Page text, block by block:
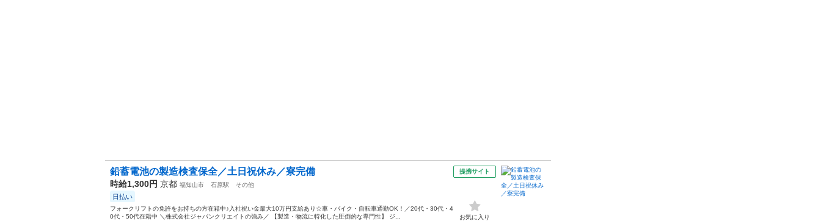
鉛蓄電池の製造検査保全／土日祝休み／寮完備
時給1,300円 京都 福知山市 石原駅 その他
日払い
フォークリフトの免許をお持ちの方在籍中♪入社祝い金最大10万円支給あり☆車・バイク・自転車通勤OK！／20代・30代・4
0代・50代在籍中 ＼株式会社ジャパンクリエイトの強み／ 【製造・物流に特化した圧倒的な専門性】 ジ...
提携サイト
お気に入り